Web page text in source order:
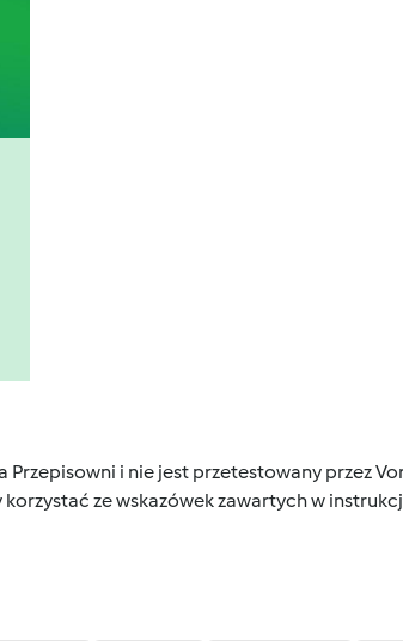
Przepisowni i nie jest przetestowany przez
ze wskazówek zawartych w